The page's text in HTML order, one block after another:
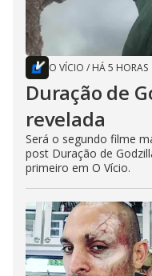
O VÍCIO / HÁ 5 HORAS
Duração de
revelada
Será o segundo filme
post Duração de
primeiro em O Vício.